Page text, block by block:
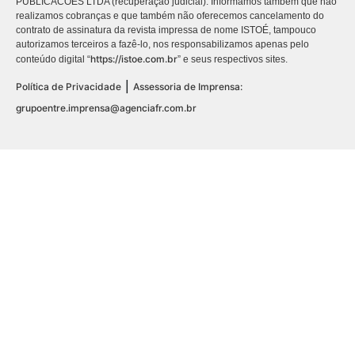
realizamos cobranças e que também não oferecemos cancelamento do
contrato de assinatura da revista impressa de nome ISTOÉ, tampouco
autorizamos terceiros a fazê-lo, nos responsabilizamos apenas pelo
conteúdo digital “https://istoe.com.br” e seus respectivos sites.
Política de Privacidade | Assessoria de Imprensa:
grupoentre.imprensa@agenciafr.com.br